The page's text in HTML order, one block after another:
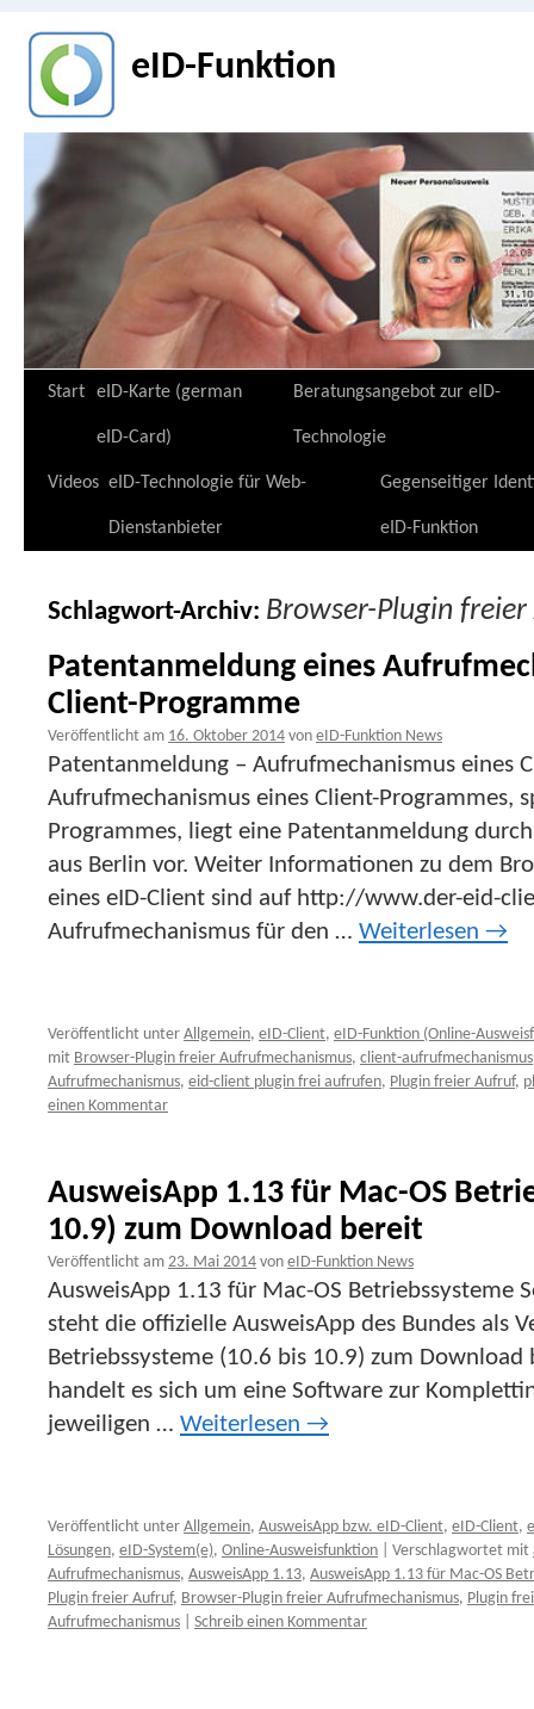
eID-Funktion
Zum
springen
Start eID-Karte (german
eID-Card)
Beratungsangebot zur eID-
Technologie
Videos eID-Technologie für Web-
Dienstanbieter
Gegenseitiger
eID-Funktion
Schlagwort-Archiv: Browser-Plugin
Patentanmeldung eines
Client-Programme
Veröffentlicht am 16. Oktober 2014 von eID-Funktion News
Patentanmeldung – Aufrufmechanismus eines
Aufrufmechanismus eines Client-Programmes,
Programmes, liegt eine Patentanmeldung
aus Berlin vor. Weiter Informationen zu dem
eines eID-Client sind auf http://www.der-eid-
Aufrufmechanismus für den … Weiterlesen →
Veröffentlicht unter Allgemein, eID-Client, eID-Funktion (Online-
mit Browser-Plugin freier Aufrufmechanismus, client-aufrufmechanismus
Aufrufmechanismus, eid-client plugin frei aufrufen, Plugin freier Aufruf,
einen Kommentar
AusweisApp 1.13 für Mac-OS
10.9) zum Download bereit
Veröffentlicht am 23. Mai 2014 von eID-Funktion News
AusweisApp 1.13 für Mac-OS Betriebssysteme
steht die offizielle AusweisApp des Bundes als
Betriebssysteme (10.6 bis 10.9) zum
handelt es sich um eine Software zur
jeweiligen … Weiterlesen →
Veröffentlicht unter Allgemein, AusweisApp bzw. eID-Client, eID-Client,
Lösungen, eID-System(e), Online-Ausweisfunktion Verschlagwortet mit
Aufrufmechanismus, AusweisApp 1.13, AusweisApp 1.13 für Mac-OS
Plugin freier Aufruf, Browser-Plugin freier Aufrufmechanismus, Plugin
Aufrufmechanismus
Schreib einen Kommentar